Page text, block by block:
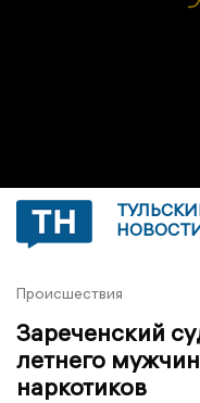
Происшествия
Зареченский
летнего
наркотиков